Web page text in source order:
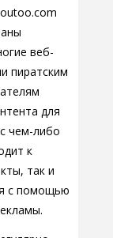
веб-
пиратским
для
чем-либо
к
так и
с помощью